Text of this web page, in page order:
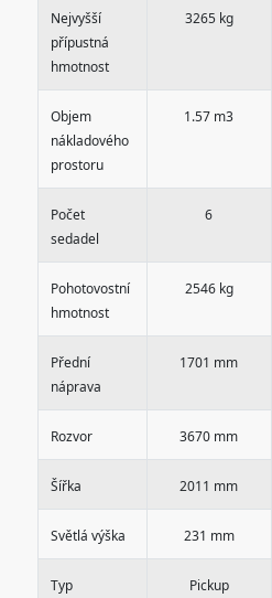
Nejvyšší
přípustná
hmotnost
3265 kg
Objem
nákladového
prostoru
1.57 m3
Počet
sedadel
6
Pohotovostní
hmotnost
2546 kg
Přední
náprava
1701 mm
Rozvor 3670 mm
Šířka 2011 mm
Světlá výška 231 mm
Typ
Pickup